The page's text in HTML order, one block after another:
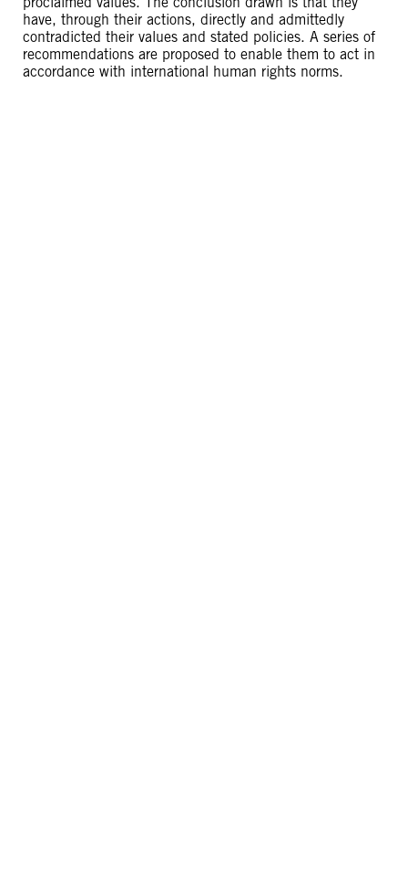
have, through their actions, directly and admittedly
contradicted their values and stated policies. A series of
recommendations are proposed to enable them to act in
accordance with international human rights norms.